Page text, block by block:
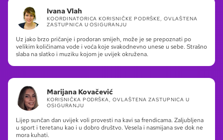
Ivana Vlah
KOORDINATORICA KORISNIČKE PODRŠKE, OVLAŠTENA
ZASTUPNICA U OSIGURANJU
Uz jako brzo pričanje i prodoran smijeh, može je se prepoznati po
velikim količinama vode i voća koje svakodnevno unese u sebe. Strašno
slaba na slatko i muziku kojom je uvijek okružena.
Marijana Kovačević
KORISNIČKA PODRŠKA, OVLAŠTENA ZASTUPNICA U
OSIGURANJU
Lijep sunčan dan uvijek voli provesti na kavi sa frendicama. Zaljubljena
u sport i teretanu kao i u dobro društvo. Vesela i nasmijana sve dok ne
mora kuhati.